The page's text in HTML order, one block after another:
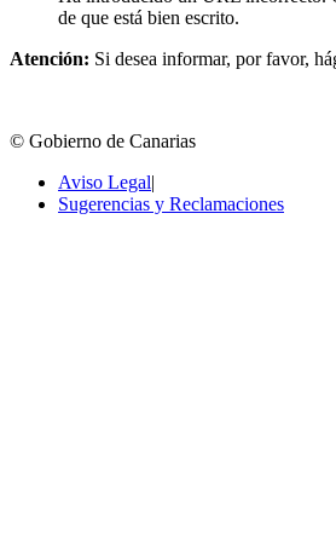
de que está bien escrito.
Atención: Si desea informar, por favor,
© Gobierno de Canarias
Aviso Legal|
Sugerencias y Reclamaciones